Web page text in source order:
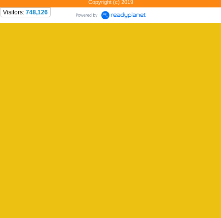
Copyright (c) 2019
Visitors: 748,126